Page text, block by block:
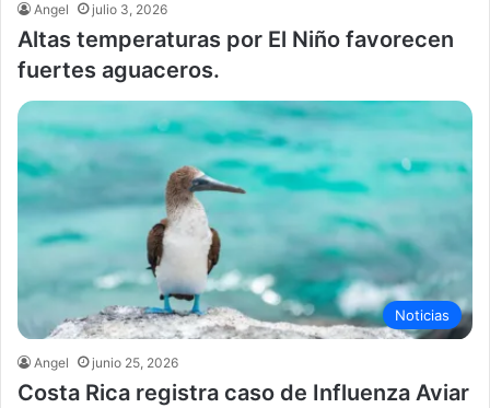
Angel julio 3, 2026
Altas temperaturas por El Niño favorecen
fuertes aguaceros.
Noticias
Angel junio 25, 2026
Costa Rica registra caso de Influenza Aviar